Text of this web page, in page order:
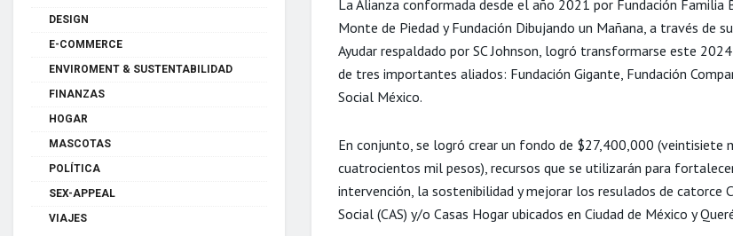
La Alianza conformada desde el año 2021 por Fundación Familia
Monte de Piedad y Fundación Dibujando un Mañana, a través de
Ayudar respaldado por SC Johnson, logró transformarse este
de tres importantes aliados: Fundación Gigante, Fundación
Social México.
En conjunto, se logró crear un fondo de $27,400,000 (veintisiete
cuatrocientos mil pesos), recursos que se utilizarán para
intervención, la sostenibilidad y mejorar los resulados de catorce
Social (CAS) y/o Casas Hogar ubicados en Ciudad de México y
DESIGN
E-COMMERCE
ENVIROMENT & SUSTENTABILIDAD
FINANZAS
HOGAR
MASCOTAS
POLÍTICA
SEX-APPEAL
VIAJES